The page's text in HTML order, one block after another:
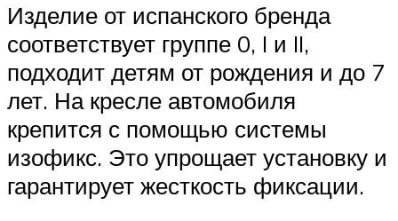
Изделие от испанского бренда
соответствует группе 0, I и II,
подходит детям от рождения и до 7
лет. На кресле автомобиля
крепится с помощью системы
изофикс. Это упрощает установку и
гарантирует жесткость фиксации.